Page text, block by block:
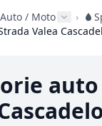
Auto / Moto ›
Valea
auto